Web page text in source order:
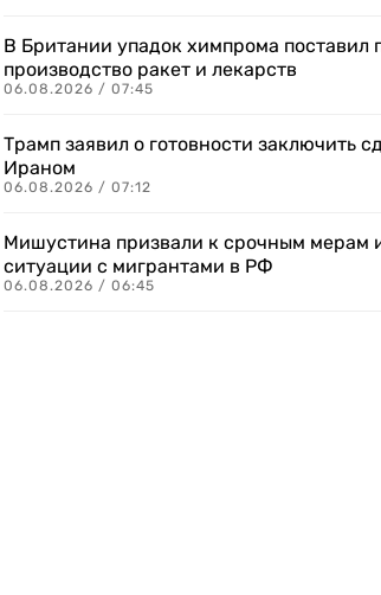
В Британии упадок химпрома поставил
производство ракет и лекарств
06.08.2026 / 07:45
Трамп заявил о готовности заключить
Ираном
06.08.2026 / 07:12
Мишустина призвали к срочным мерам
ситуации с мигрантами в РФ
06.08.2026 / 06:45